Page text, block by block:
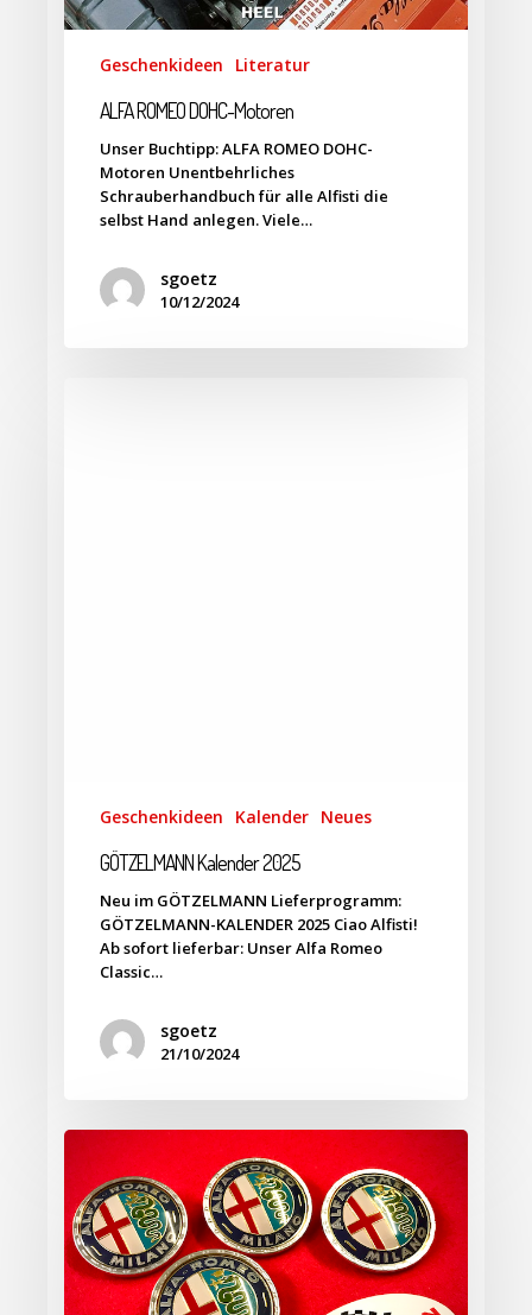
Geschenkideen Literatur
ALFA ROMEO DOHC-Motoren
Unser Buchtipp: ALFA ROMEO DOHC-
Motoren Unentbehrliches
Schrauberhandbuch für alle Alfisti die
selbst Hand anlegen. Viele…
sgoetz
10/12/2024
Geschenkideen Kalender Neues
GÖTZELMANN Kalender 2025
Neu im GÖTZELMANN Lieferprogramm:
GÖTZELMANN-KALENDER 2025 Ciao Alfisti!
Ab sofort lieferbar: Unser Alfa Romeo
Classic…
sgoetz
21/10/2024